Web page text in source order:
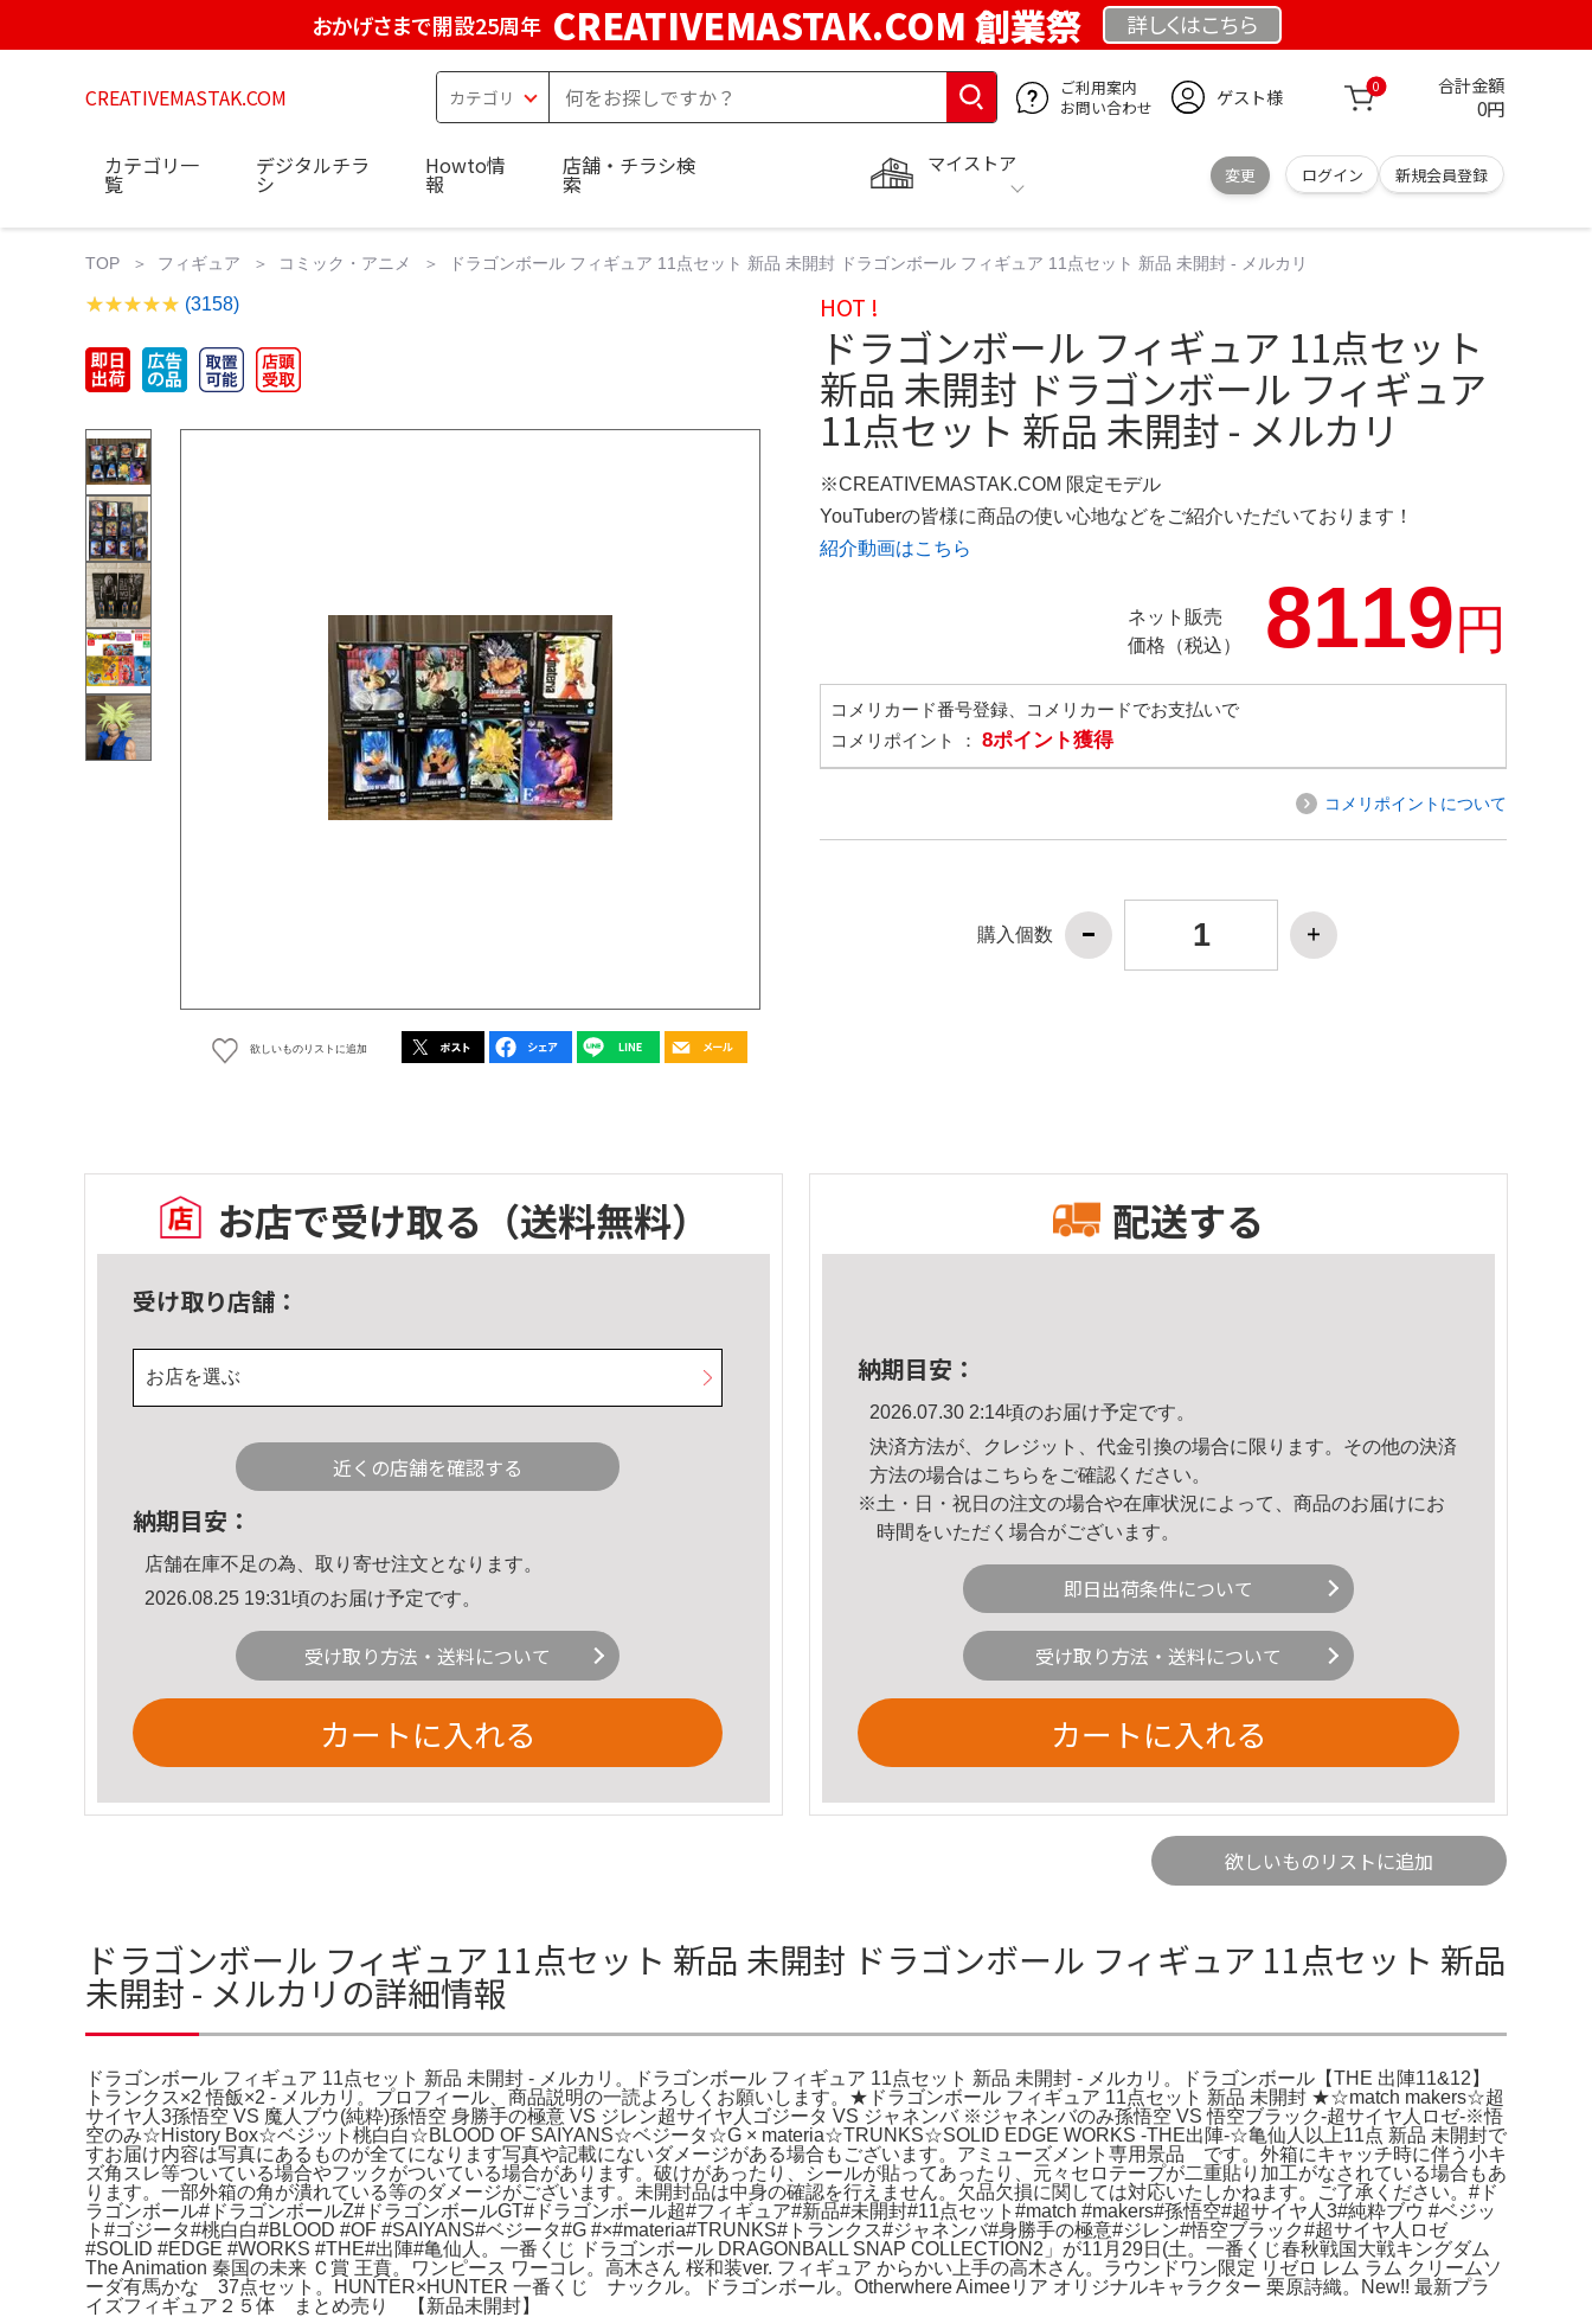
おかげさまで開設25周年 CREATIVEMASTAK.COM 創業祭 詳しくはこちら
CREATIVEMASTAK.COM
ご利用案内
お問い合わせ
ゲスト様 0 合計金額
0円
マイストア
変更 ログイン 新規会員登録
カテゴリ一
覧
デジタルチラ
シ
Howto情
報
店舗・チラシ検
索
TOP フィギュア コミック・アニメ ドラゴンボール フィギュア 11点セット 新品 未開封 ドラゴンボール フィギュア 11点セット 新品 未開封 - メルカリ
(3158)
欲しいものリストに追加
HOT !
ドラゴンボール フィギュア 11点セット
新品 未開封 ドラゴンボール フィギュア
11点セット 新品 未開封 - メルカリ
※CREATIVEMASTAK.COM 限定モデル
YouTuberの皆様に商品の使い心地などをご紹介いただいております！
紹介動画はこちら
ネット販売
価格（税込）
8119円
コメリカード番号登録、コメリカードでお支払いで
コメリポイント ： 8ポイント獲得
コメリポイントについて
購入個数
お店で受け取る （送料無料）
受け取り店舗：
お店を選ぶ
近くの店舗を確認する
納期目安：
店舗在庫不足の為、取り寄せ注文となります。
2026.08.25 19:31頃のお届け予定です。
受け取り方法・送料について
カートに入れる
配送する
納期目安：
2026.07.30 2:14頃のお届け予定です。
決済方法が、クレジット、代金引換の場合に限ります。その他の決済
方法の場合はこちら をご確認ください。
※土・日・祝日の注文の場合や在庫状況によって、商品のお届けにお
時間をいただく場合がございます。
即日出荷条件について
受け取り方法・送料について
カートに入れる
欲しいものリストに追加
ドラゴンボール フィギュア 11点セット 新品 未開封 ドラゴンボール フィギュア 11点セット 新品
未開封 - メルカリの詳細情報
ドラゴンボール フィギュア 11点セット 新品 未開封 - メルカリ。ドラゴンボール フィギュア 11点セット 新品 未開封 - メルカリ。ドラゴンボール【THE 出陣11&12】
トランクス×2 悟飯×2 - メルカリ。プロフィール、商品説明の一読よろしくお願いします。★ドラゴンボール フィギュア 11点セット 新品 未開封 ★☆match makers☆超
サイヤ人3孫悟空 VS 魔人ブウ(純粋)孫悟空 身勝手の極意 VS ジレン超サイヤ人ゴジータ VS ジャネンバ ※ジャネンバのみ孫悟空 VS 悟空ブラック-超サイヤ人ロゼ-※悟
空のみ☆History Box☆ベジット桃白白☆BLOOD OF SAIYANS☆ベジータ☆G × materia☆TRUNKS☆SOLID EDGE WORKS -THE出陣-☆亀仙人以上11点 新品 未開封で
すお届け内容は写真にあるものが全てになります写真や記載にないダメージがある場合もございます。アミューズメント専用景品 です。外箱にキャッチ時に伴う小キ
ズ角スレ等ついている場合やフックがついている場合があります。破けがあったり、シールが貼ってあったり、元々セロテープが二重貼り加工がなされている場合もあ
ります。一部外箱の角が潰れている等のダメージがございます。未開封品は中身の確認を行えません。欠品欠損に関しては対応いたしかねます。ご了承ください。#ド
ラゴンボール#ドラゴンボールZ#ドラゴンボールGT#ドラゴンボール超#フィギュア#新品#未開封#11点セット#match #makers#孫悟空#超サイヤ人3#純粋ブウ #ベジッ
ト#ゴジータ#桃白白#BLOOD #OF #SAIYANS#ベジータ#G #×#materia#TRUNKS#トランクス#ジャネンバ#身勝手の極意#ジレン#悟空ブラック#超サイヤ人ロゼ
#SOLID #EDGE #WORKS #THE#出陣#亀仙人。一番くじ ドラゴンボール DRAGONBALL SNAP COLLECTION2」が11月29日(土。一番くじ春秋戦国大戦キングダム
The Animation 秦国の未来 Ｃ賞 王賁。ワンピース ワーコレ。高木さん 桜和装ver. フィギュア からかい上手の高木さん。ラウンドワン限定 リゼロ レム ラム クリームソ
ーダ有馬かな 37点セット。HUNTER×HUNTER 一番くじ ナックル。ドラゴンボール。Otherwhere Aimeeリア オリジナルキャラクター 栗原詩織。New!! 最新プラ
イズフィギュア２５体 まとめ売り 【新品未開封】